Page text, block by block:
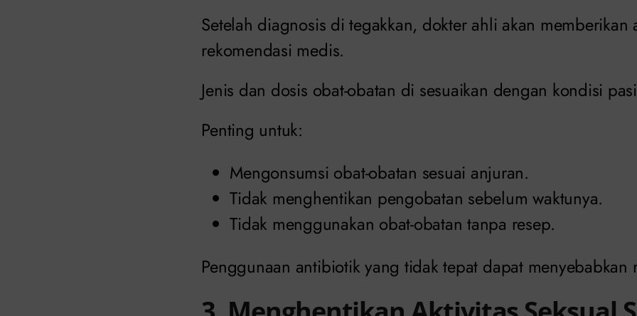
Setelah diagnosis di tegakkan, dokter ahli akan memberikan
rekomendasi medis.
Jenis dan dosis obat-obatan di sesuaikan dengan kondisi
Penting untuk:
Mengonsumsi obat-obatan sesuai anjuran.
Tidak menghentikan pengobatan sebelum waktunya.
Tidak menggunakan obat-obatan tanpa resep.
Penggunaan antibiotik yang tidak tepat dapat menyebabkan